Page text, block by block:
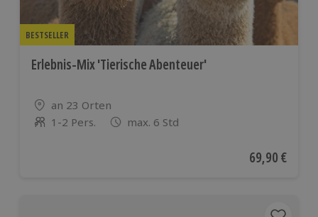
BESTSELLER
Erlebnis-Mix 'Tierische Abenteuer'
Standort
an 23 Orten
Anzahl der Teilnehmer
1-2 Pers. max. 6 Std
Aktueller
69,90 €